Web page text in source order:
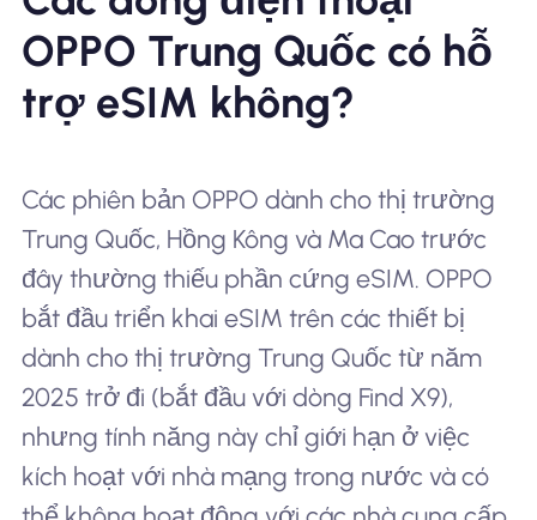
OPPO Trung Quốc có hỗ
trợ eSIM không?
Các phiên bản OPPO dành cho thị trường
Trung Quốc, Hồng Kông và Ma Cao trước
đây thường thiếu phần cứng eSIM. OPPO
bắt đầu triển khai eSIM trên các thiết bị
dành cho thị trường Trung Quốc từ năm
2025 trở đi (bắt đầu với dòng Find X9),
nhưng tính năng này chỉ giới hạn ở việc
kích hoạt với nhà mạng trong nước và có